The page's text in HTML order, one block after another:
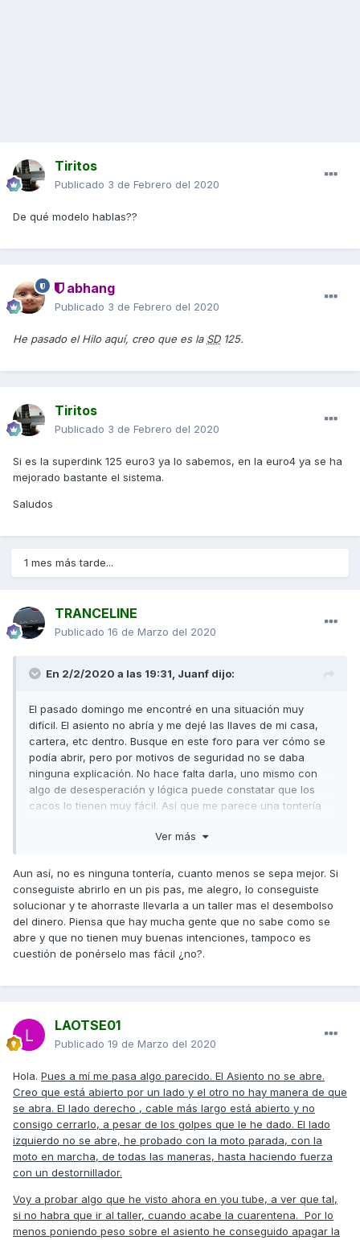
Tiritos
Publicado 3 de Febrero del 2020
De qué modelo hablas??
abhang
Publicado 3 de Febrero del 2020
He pasado el Hilo aquí, creo que es la SD125.
Tiritos
Publicado 3 de Febrero del 2020
Si es la superdink 125 euro3 ya lo sabemos, en la euro4 ya se ha
mejorado bastante el sistema.
Saludos
1 mes más tarde...
TRANCELINE
Publicado 16 de Marzo del 2020
En 2/2/2020 a las 19:31, Juanf dijo:
El pasado domingo me encontré en una situación muy
difícil. El asiento no abría y me dejé las llaves de mi casa,
cartera, etc dentro. Busque en este foro para ver cómo se
podía abrir, pero por motivos de seguridad no se daba
ninguna explicación. No hace falta darla, uno mismo con
algo de desesperación y lógica puede constatar que los
cacos lo tienen muy fácil. Así que me parece una tontería
Ver más
Aun así, no es ninguna tontería, cuanto menos se sepa mejor. Si
conseguiste abrirlo en un pis pas, me alegro, lo conseguiste
solucionar y te ahorraste llevarla a un taller mas el desembolso
del dinero. Piensa que hay mucha gente que no sabe como se
abre y que no tienen muy buenas intenciones, tampoco es
cuestión de ponérselo mas fácil ¿no?.
LAOTSE01
Publicado 19 de Marzo del 2020
Hola. Pues a mí me pasa algo parecido. El Asiento no se abre.
Creo que está abierto por un lado y el otro no hay manera de que
se abra. El lado derecho , cable más largo está abierto y no
consigo cerrarlo, a pesar de los golpes que le he dado. El lado
izquierdo no se abre, he probado con la moto parada, con la
moto en marcha, de todas las maneras, hasta haciendo fuerza
con un destornillador.
Voy a probar algo que he visto ahora en you tube, a ver que tal,
si no habra que ir al taller, cuando acabe la cuarentena. Por lo
menos poniendo peso sobre el asiento he conseguido apagar la